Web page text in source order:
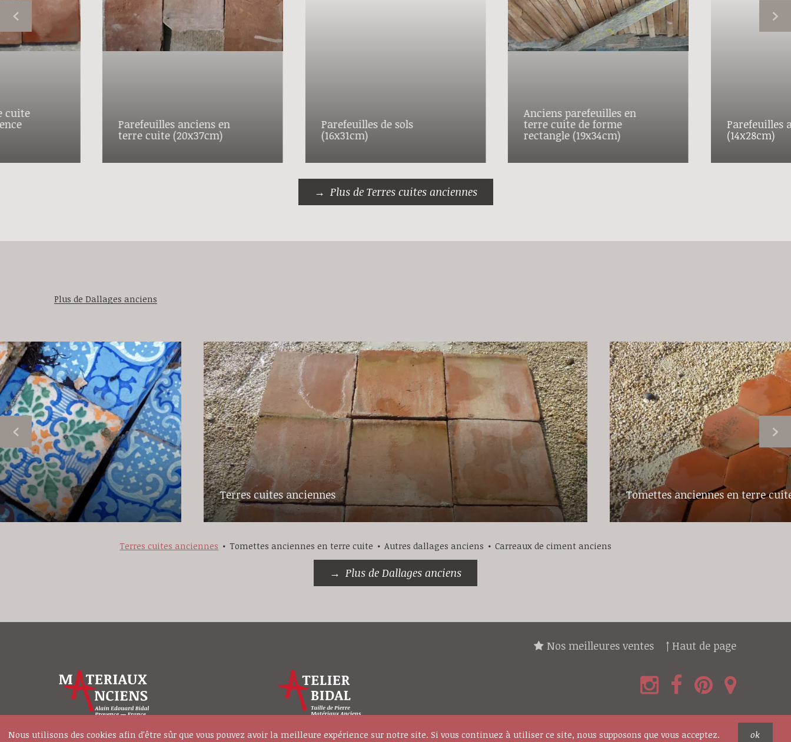
Parefeuilles de sols
(16x31cm)
Anciens parefeuilles en
terre cuite de forme
rectangle (19x34cm)
Parefeuilles
(14x28cm)
cuite
Parefeuilles anciens en
terre cuite (20x37cm)
Plus de Terres cuites anciennes
Plus de Dallages anciens
Terres cuites anciennes Tomettes anciennes en terre
Terres cuites anciennes Tomettes anciennes en terre cuite Autres dallages anciens Carreaux de ciment anciens
Plus de Dallages anciens
↑ Haut de page
Nos meilleures ventes
Nous utilisons des cookies afin d'être sûr que vous pouvez avoir la meilleure expérience sur notre site. Si vous continuez à utiliser ce site, nous supposons que vous acceptez.
ok